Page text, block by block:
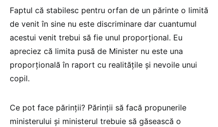
Faptul că stabilesc pentru orfan de un părinte o limită
de venit în sine nu este discriminare dar cuantumul
acestui venit trebui să fie unul proporțional. Eu
apreciez că limita pusă de Minister nu este una
proporțională în raport cu realitățile și nevoile unui
copil.
Ce pot face părinții? Părinții să facă propunerile
ministerului și ministerul trebuie să găsească o